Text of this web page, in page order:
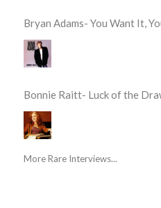
Bryan Adams- You Want It,
Bonnie Raitt- Luck of the
More Rare Interviews...